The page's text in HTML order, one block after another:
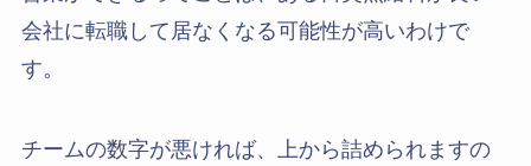
会社に転職して居なくなる可能性が高いわけで
す。
チームの数字が悪ければ、上から詰められますの